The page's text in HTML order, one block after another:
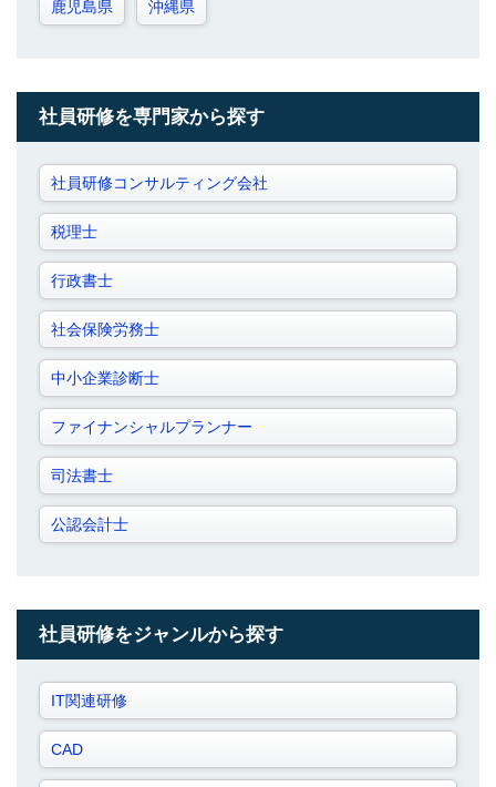
鹿児島県 沖縄県
社員研修を専門家から探す
社員研修コンサルティング会社
税理士
行政書士
社会保険労務士
中小企業診断士
ファイナンシャルプランナー
司法書士
公認会計士
社員研修をジャンルから探す
IT関連研修
CAD